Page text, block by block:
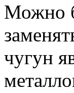
Можно
чугун